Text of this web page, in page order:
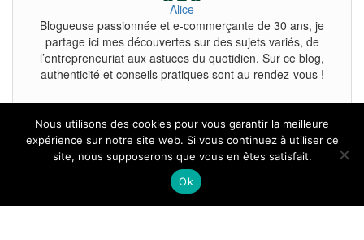
Alice
Blogueuse passionnée et e-commerçante de 30 ans, je
partage ici mes découvertes sur des sujets variés, de
l’entrepreneuriat aux astuces du quotidien. Sur ce blog,
authenticité et conseils pratiques sont au rendez-vous !
Tous droits reservés.
Nous utilisons des cookies pour vous garantir la meilleure
expérience sur notre site web. Si vous continuez à utiliser ce
site, nous supposerons que vous en êtes satisfait.
Ok